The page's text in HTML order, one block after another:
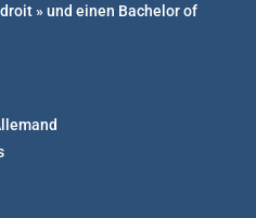
» und einen Bachelor of